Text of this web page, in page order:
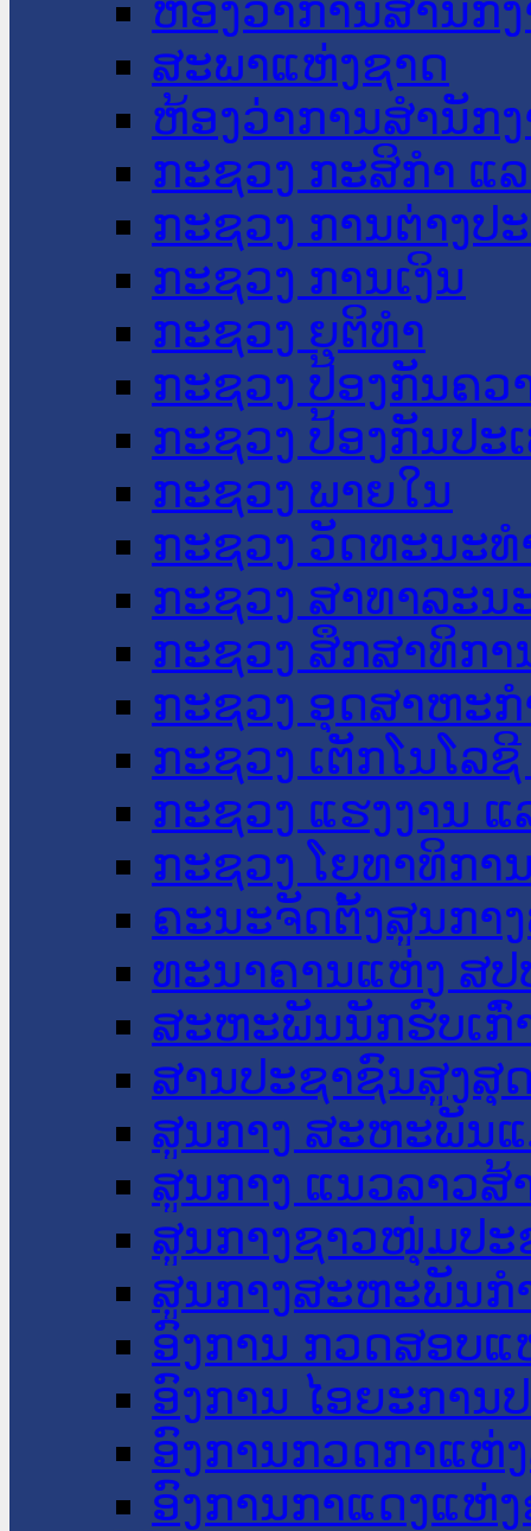
ຫ້ອງວ່າການສໍານັກ
ສະພາແຫ່ງຊາດ
ຫ້ອງວ່າການສຳນັກ
ກະຊວງ ກະສິກຳ ແ
ກະຊວງ ການຕ່າງປ
ກະຊວງ ການເງິນ
ກະຊວງ ຍຸຕິທໍາ
ກະຊວງ ປ້ອງກັນຄວ
ກະຊວງ ປ້ອງກັນປະ
ກະຊວງ ພາຍໃນ
ກະຊວງ ວັດທະນະ
ກະຊວງ ສາທາລະນ
ກະຊວງ ສຶກສາທິກາ
ກະຊວງ ອຸດສາຫະ
ກະຊວງ ເຕັກໂນໂລ
ກະຊວງ ແຮງງານ
ກະຊວງ ໂຍທາທິກາ
ຄະນະຈັດຕັ້ງສູນກາ
ທະນາຄານແຫ່ງ ສປ
ສະຫະພັນນັກຮົບເກົ່
ສານປະຊາຊົນສູງສຸ
ສູນກາງ ສະຫະພັນ
ສູນກາງ ແນວລາວສ້
ສູນກາງຊາວໜຸ່ມປະ
ສູນກາງສະຫະພັນກ
ອົງການ ກວດສອບແ
ອົງການ ໄອຍະການ
ອົງການກວດກາແຫ່
ອົງການກາແດງແຫ່